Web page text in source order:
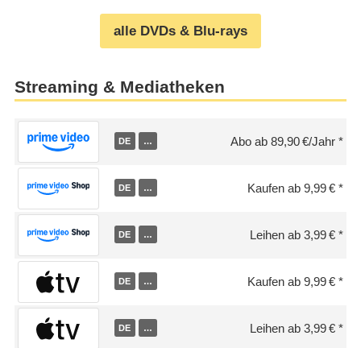
alle DVDs & Blu-rays
Streaming & Mediatheken
DE … Abo ab 89,90 €/Jahr
DE … Kaufen ab 9,99 €
DE … Leihen ab 3,99 €
DE … Kaufen ab 9,99 €
DE … Leihen ab 3,99 €